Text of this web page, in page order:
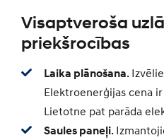
Visaptveroša
priekšrocības
Laika plānošana.
Elektroenerģijas cena
Lietotne pat parāda
Saules paneļi.